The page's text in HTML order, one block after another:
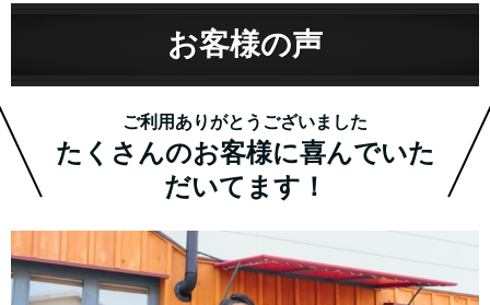
お客様の声
ご利用ありがとうございました
たくさんのお客様に喜んでいた
だいてます！